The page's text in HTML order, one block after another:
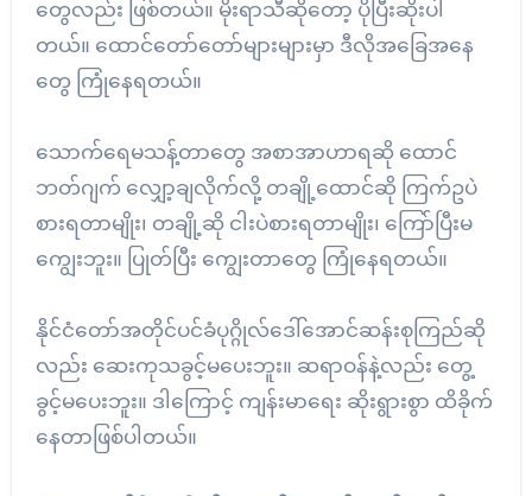
တွေလည်း ဖြစ်တယ်။ မိုးရာသီဆိုတော့ ပိုပြီးဆိုးပါ
တယ်။ ထောင်တော်တော်များများမှာ ဒီလိုအခြေအနေ
တွေ ကြုံနေရတယ်။
သောက်ရေမသန့်တာတွေ အစာအာဟာရဆို ထောင်
ဘတ်ဂျက် လျှော့ချလိုက်လို့ တချို့ထောင်ဆို ကြက်ဥပဲ
စားရတာမျိုး၊ တချို့ဆို ငါးပဲစားရတာမျိုး၊ ကြော်ပြီးမ
ကျွေးဘူး။ ပြုတ်ပြီး ကျွေးတာတွေ ကြုံနေရတယ်။
နိုင်ငံတော်အတိုင်ပင်ခံပုဂ္ဂိုလ်ဒေါ်အောင်ဆန်းစုကြည်ဆို
လည်း ဆေးကုသခွင့်မပေးဘူး။ ဆရာဝန်နဲ့လည်း တွေ့
ခွင့်မပေးဘူး။ ဒါကြောင့် ကျန်းမာရေး ဆိုးရွားစွာ ထိခိုက်
နေတာဖြစ်ပါတယ်။